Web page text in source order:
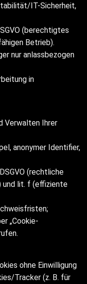
IT-Sicherheit,
(berechtigtes
Betrieb).
nur anlassbezogen
in
Verwalten Ihrer
anonymer Identifier,
(rechtliche
und lit. f (effiziente
„Cookie-
ohne Einwilligung
Tracker (z. B. für